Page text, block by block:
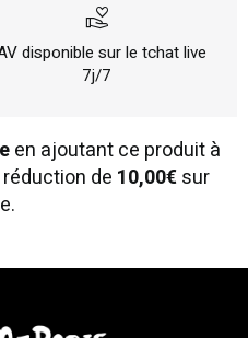
volunteer_activism
disponible sur le tchat live
7j/7
en ajoutant ce produit à
de 10,00€sur